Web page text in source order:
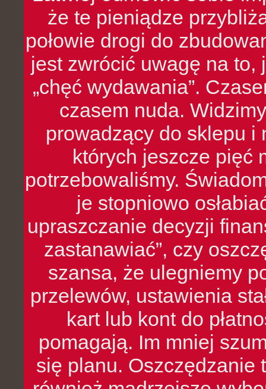
że te pieniądze
połowie drogi do
jest zwrócić uwagę na to,
„chęć wydawania”.
czasem nuda.
prowadzący do sklepu i
których jeszcze pięć
potrzebowaliśmy.
je stopniowo
upraszczanie decyzji
zastanawiać”, czy
szansa, że ulegniemy
przelewów, ustawienia
kart lub kont do
pomagają. Im mniej
się planu. Oszczędzanie